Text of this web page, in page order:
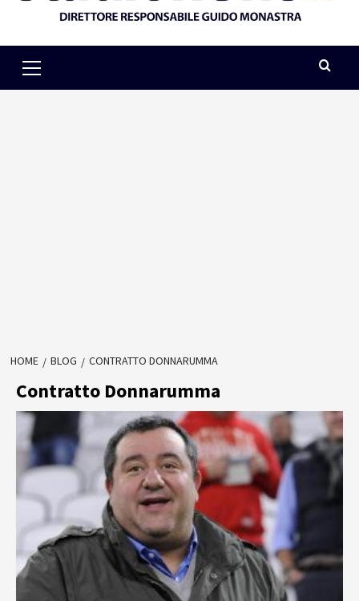
Menu
HOME BLOG CONTRATTO DONNARUMMA
Contratto Donnarumma